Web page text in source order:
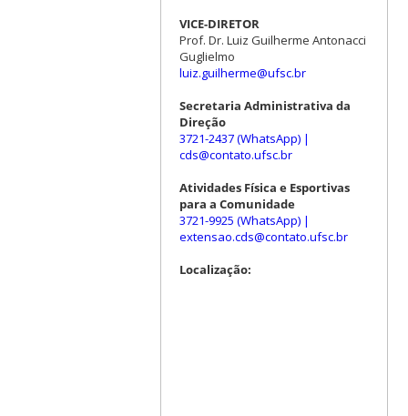
VICE-DIRETOR
Prof. Dr. Luiz Guilherme Antonacci
Guglielmo
luiz.guilherme@ufsc.br
Secretaria Administrativa da
Direção
3721-2437 (WhatsApp) |
cds@contato.ufsc.br
Atividades Física e Esportivas
para a Comunidade
3721-9925 (WhatsApp) |
extensao.cds@contato.ufsc.br
Localização: